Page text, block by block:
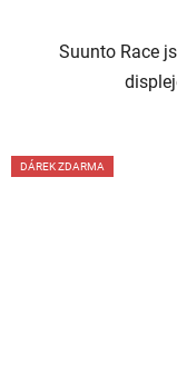
Suunto Race
DÁREK ZDARMA